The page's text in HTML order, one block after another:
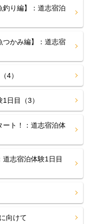
釣り編】：道志宿泊
つかみ編】：道志宿
4）
日目（3）
ート！：道志宿泊体
道志宿泊体験1日目
向けて